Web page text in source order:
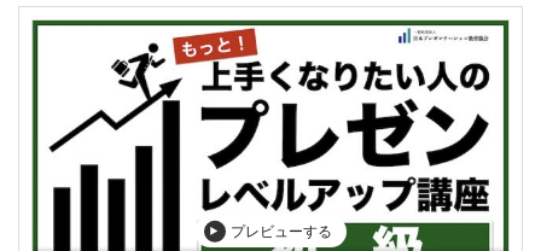
プレビューする